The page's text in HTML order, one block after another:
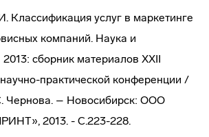
Классификация услуг в маркетинге
компаний. Наука и
сборник материалов XXII
практической конференции /
Чернова. – Новосибирск: ООО
2013. - С.223-228.